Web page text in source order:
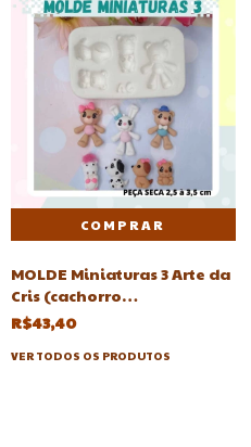
MOLDE Miniaturas 3 Arte da
Cris (cachorro
,coelho,unicornio,urso)
R$43,40
VER TODOS OS PRODUTOS